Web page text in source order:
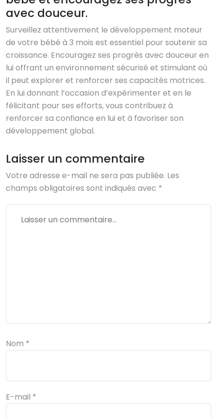
avec douceur.
Surveillez attentivement le développement moteur
de votre bébé à 3 mois est essentiel pour soutenir sa
croissance. Encouragez ses progrès avec douceur en
lui offrant un environnement sécurisé et stimulant où
il peut explorer et renforcer ses capacités motrices.
En lui donnant l’occasion d’expérimenter et en le
félicitant pour ses efforts, vous contribuez à
renforcer sa confiance en lui et à favoriser son
développement global.
Laisser un commentaire
Votre adresse e-mail ne sera pas publiée. Les
champs obligatoires sont indiqués avec *
Nom *
E-mail *